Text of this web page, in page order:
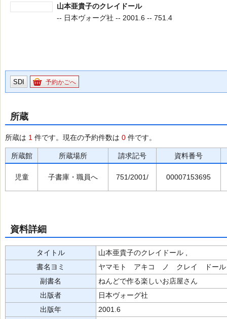
山本亜貴子のクレイドール
-- 日本ヴォーグ社 -- 2001.6 -- 751.4
SDI 予約かごへ
所蔵
所蔵は 1 件です。現在の予約件数は 0 件です。
所蔵館 所蔵場所 請求記号 資料番号
児童 子書庫・職員へ 751/2001/ 00007153695
資料詳細
タイトル
山本亜貴子のクレイドール ,
書名ヨミ
ヤマモト アキコ ノ クレイ ドール
副書名
ねんどで作る楽しいお店屋さん
出版者
日本ヴォーグ社
出版年
2001.6